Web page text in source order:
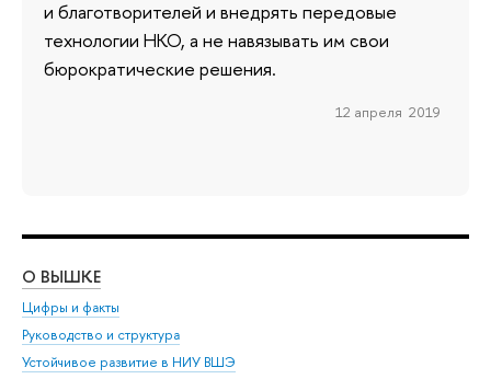
и благотворителей и внедрять передовые
технологии НКО, а не навязывать им свои
бюрократические решения.
12 апреля 2019
О ВЫШКЕ
Цифры и факты
Руководство и структура
Устойчивое развитие в НИУ ВШЭ